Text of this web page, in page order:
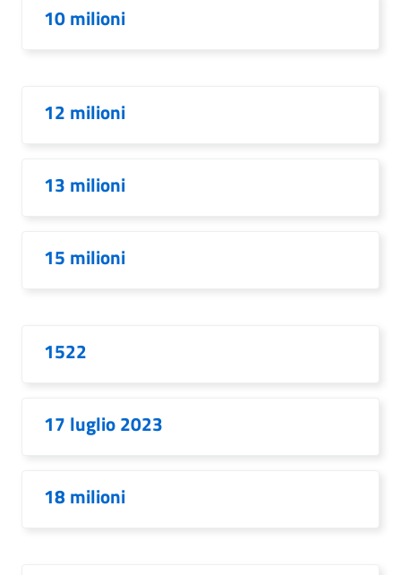
10 milioni
12 milioni
13 milioni
15 milioni
1522
17 luglio 2023
18 milioni